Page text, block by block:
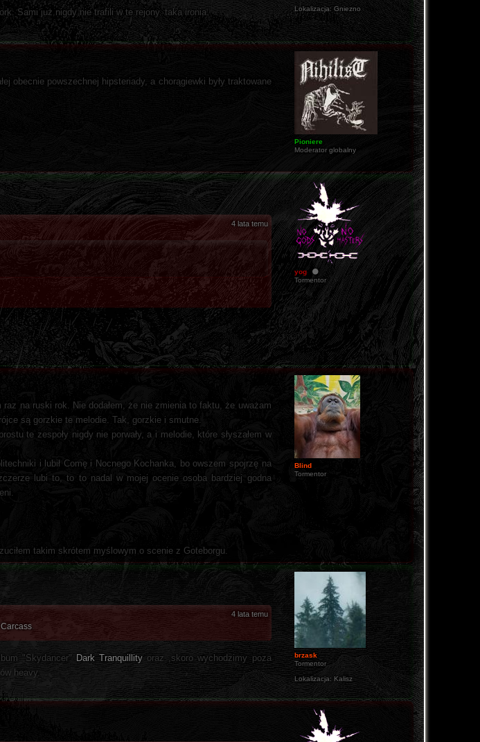
Lokalizacja: Gniezno
Sami już nigdy nie trafili w te rejony. taka ironia.
Pioniere
Moderator globalny
obecnie powszechnej hipsteriady, a chorągiewki były traktowane
yog
Tormentor
4 lata temu
Blind
Tormentor
na ruski rok. Nie dodałem, że nie zmienia to faktu, że uważam
są gorzkie te melodie. Tak, gorzkie i smutne.
te zespoły nigdy nie porwały, a i melodie, które słyszałem w
i lubił Comę i Nocnego Kochanka, bo owszem spojrzę na
lubi to, to to nadal w mojej ocenie osoba bardziej godna
takim skrótem myślowym o scenie z Goteborgu.
brzask
Tormentor
Lokalizacja: Kalisz
4 lata temu
Carcass.
"Skydancer" Dark Tranquillity oraz ,skoro wychodzimy poza
heavy.